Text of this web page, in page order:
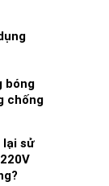
bóng
chống
lại sử